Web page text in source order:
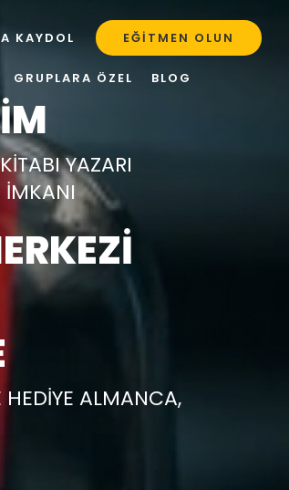
YAZARI
İMKANI
ALMANCA,
KAYDOL EĞITMEN OLUN
GRUPLARA ÖZEL
BLOG